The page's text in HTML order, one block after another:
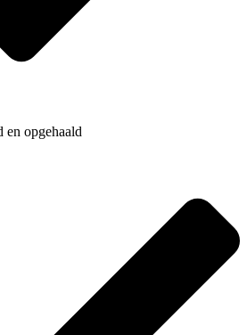
en opgehaald